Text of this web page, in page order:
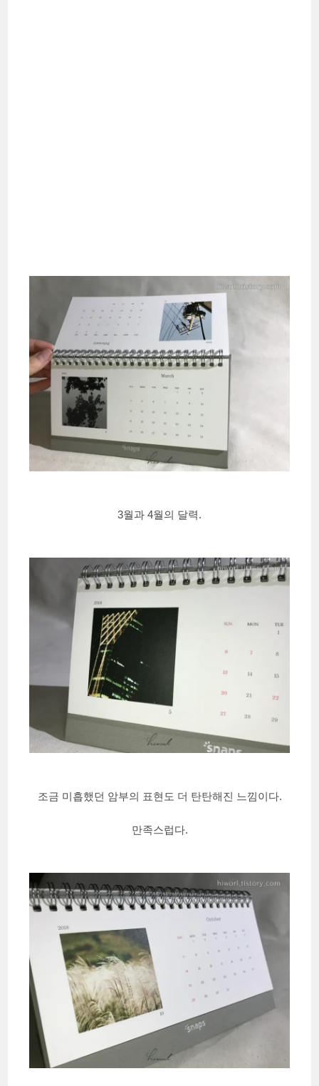
3월과 4월의 달력.
조금 미흡했던 암부의 표현도 더 탄탄해진 느낌이다.
만족스럽다.